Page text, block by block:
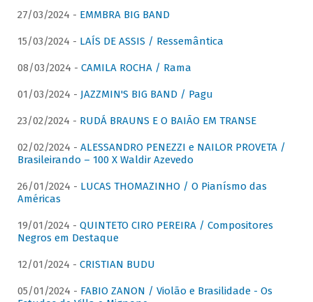
27/03/2024 - EMMBRA BIG BAND
15/03/2024 - LAÍS DE ASSIS / Ressemântica
08/03/2024 - CAMILA ROCHA / Rama
01/03/2024 - JAZZMIN'S BIG BAND / Pagu
23/02/2024 - RUDÁ BRAUNS E O BAIÃO EM TRANSE
02/02/2024 - ALESSANDRO PENEZZI e NAILOR PROVETA /
Brasileirando – 100 X Waldir Azevedo
26/01/2024 - LUCAS THOMAZINHO / O Pianísmo das
Américas
19/01/2024 - QUINTETO CIRO PEREIRA / Compositores
Negros em Destaque
12/01/2024 - CRISTIAN BUDU
05/01/2024 - FABIO ZANON / Violão e Brasilidade - Os